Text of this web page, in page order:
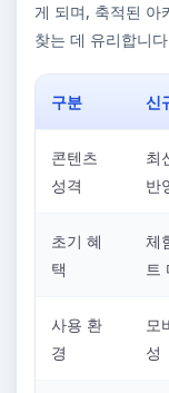
게 되며, 축적된 아
찾는 데 유리합니
구분 신
콘텐츠
성격
최
반
초기 혜
택
체
트
사용 환
경
모
성